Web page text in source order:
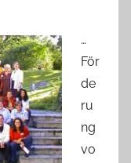
…
För
de
ru
ng
vo